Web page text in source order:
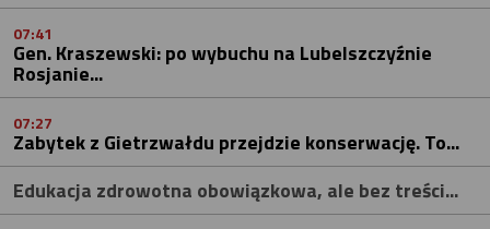
07:41
Gen. Kraszewski: po wybuchu na Lubelszczyźnie
Rosjanie...
07:27
Zabytek z Gietrzwałdu przejdzie konserwację. To...
Edukacja zdrowotna obowiązkowa, ale bez treści...